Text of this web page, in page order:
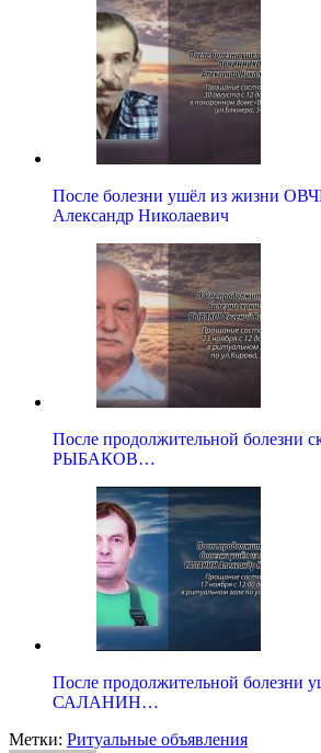
После болезни ушёл из жизни
Александр Николаевич
После продолжительной болезни
РЫБАКОВ…
После продолжительной болезни
САЛАНИН…
Метки: Ритуальные объявления